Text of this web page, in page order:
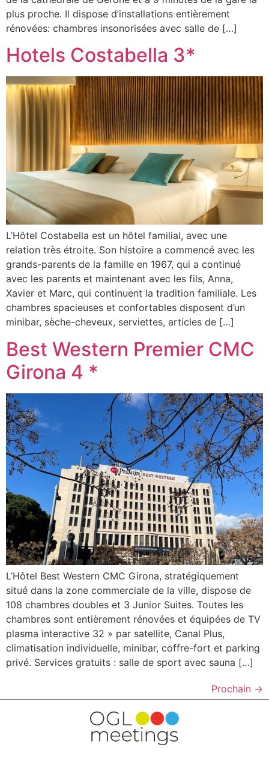
plus proche. Il dispose d’installations entièrement
rénovées: chambres insonorisées avec salle de […]
Hotels Costabella 3*
L’Hôtel Costabella est un hôtel familial, avec une
relation très étroite. Son histoire a commencé avec les
grands-parents de la famille en 1967, qui a continué
avec les parents et maintenant avec les fils, Anna,
Xavier et Marc, qui continuent la tradition familiale. Les
chambres spacieuses et confortables disposent d’un
minibar, sèche-cheveux, serviettes, articles de […]
Best Western Premier CMC
Girona 4 *
L’Hôtel Best Western CMC Girona, stratégiquement
situé dans la zone commerciale de la ville, dispose de
108 chambres doubles et 3 Junior Suites. Toutes les
chambres sont entièrement rénovées et équipées de TV
plasma interactive 32 » par satellite, Canal Plus,
climatisation individuelle, minibar, coffre-fort et parking
privé. Services gratuits : salle de sport avec sauna […]
Prochain →